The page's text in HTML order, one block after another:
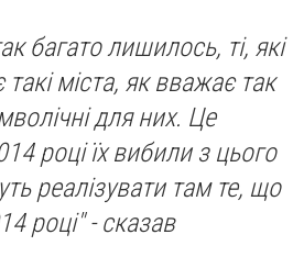
багато лишилось, ті, які
такі міста, як вважає так
для них. Це
році їх вибили з цього
реалізувати там те, що
році" - сказав